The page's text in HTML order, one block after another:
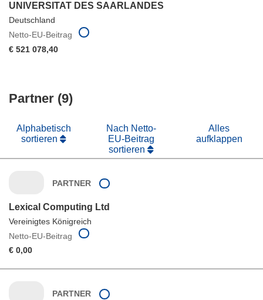
UNIVERSITAT DES SAARLANDES
Deutschland
Netto-EU-Beitrag
€ 521 078,40
Partner (9)
Alphabetisch
sortieren
Nach Netto-
EU-Beitrag
sortieren
Alles
aufklappen
PARTNER
Lexical Computing Ltd
Vereinigtes Königreich
Netto-EU-Beitrag
€ 0,00
PARTNER